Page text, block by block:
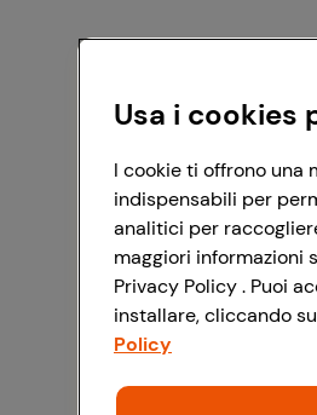
Usa i cookies
I cookie ti offrono una
indispensabili per
analitici per
maggiori informazioni
Privacy Policy . Puoi
installare, cliccando su
Policy